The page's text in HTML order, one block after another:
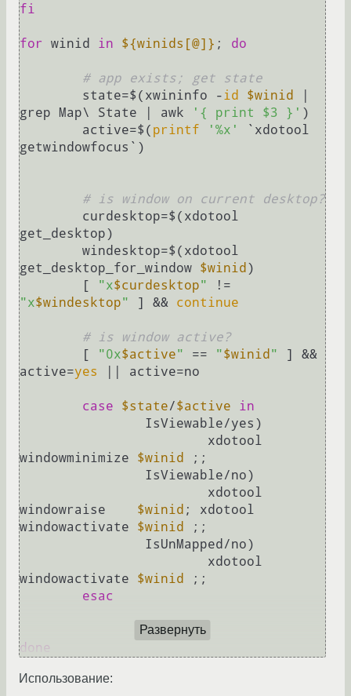
fi
for winid in ${winids[@]} ; do
# app exists; get state
	state=$(xwininfo -
id $winid
grep Map\ State | awk
'{ print $3 }' )
	active=$(
printf '%x'
`xdotool
getwindowfocus`)
# is window on current desktop?
get_desktop)
get_desktop_for_window $winid )
	[
"x$curdesktop"
"x$windesktop" ] && continue
# is window active?
	[
"0x$active" == "$winid "
] &&
active=yes || active=no
case $state/$active
in
windowminimize $winid
;;
windowraise $winid ; xdotool
windowactivate $winid
;;
windowactivate $winid
;;
esac
done
Развернуть
Использование: